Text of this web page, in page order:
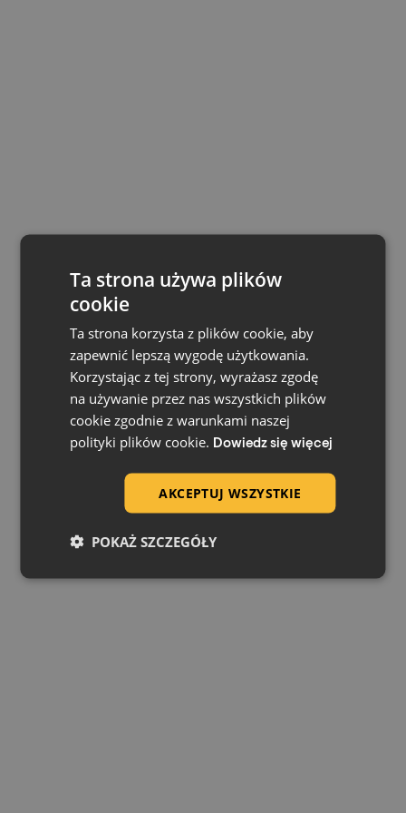
Ta strona używa plików
cookie
Ta strona korzysta z plików cookie, aby
zapewnić lepszą wygodę użytkowania.
Korzystając z tej strony, wyrażasz zgodę
na używanie przez nas wszystkich plików
cookie zgodnie z warunkami naszej
polityki plików cookie. Dowiedz się więcej
AKCEPTUJ WSZYSTKIE
POKAŻ SZCZEGÓŁY